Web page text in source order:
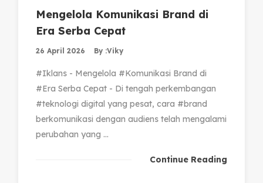
Mengelola Komunikasi Brand di
Era Serba Cepat
26 April 2026 By :Viky
#Iklans - Mengelola #Komunikasi Brand di
#Era Serba Cepat - Di tengah perkembangan
#teknologi digital yang pesat, cara #brand
berkomunikasi dengan audiens telah mengalami
perubahan yang ...
Continue Reading